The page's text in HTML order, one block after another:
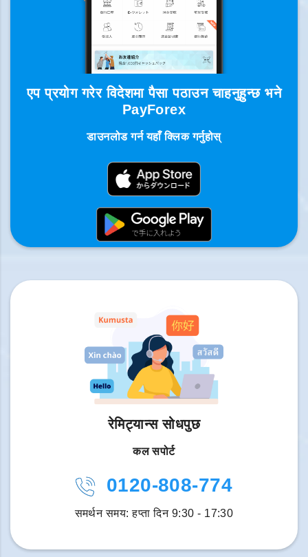
एप प्रयोग गरेर विदेशमा पैसा पठाउन चाहनुहुन्छ भने
PayForex
डाउनलोड गर्न यहाँ क्लिक गर्नुहोस्
रेमिट्यान्स सोधपुछ
कल सपोर्ट
0120-808-774
समर्थन समय: हप्ता दिन 9:30 - 17:30